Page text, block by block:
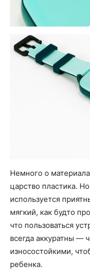
Немного о
царство пластика.
используется
мягкий, как будто
что пользоваться
всегда аккуратны —
износостойкими,
ребенка.